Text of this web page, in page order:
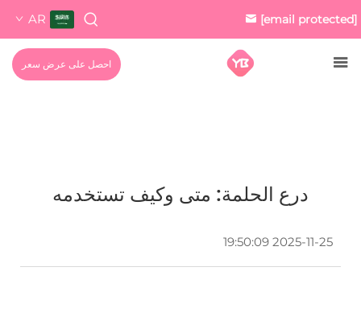
[email protected]
AR
احصل على عرض سعر
درع الحلمة: متى وكيف تستخدمه
2025-11-25 19:50:09